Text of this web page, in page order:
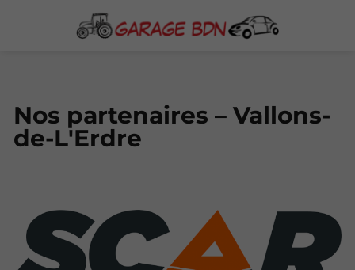
Nos partenaires – Vallons-
de-L'Erdre